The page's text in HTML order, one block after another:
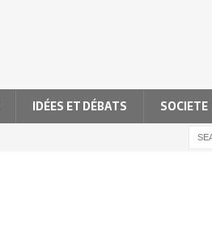
IDÉES ET DÉBATS SOCIETE